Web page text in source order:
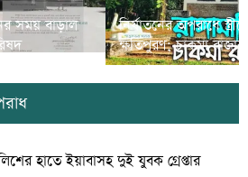
সময় বাড়াল
নির্যাতনের অপরাধে
ক্ষতিপুরণ; চাকমা
হাতে ইয়াবাসহ দুই যুবক গ্রেপ্তার